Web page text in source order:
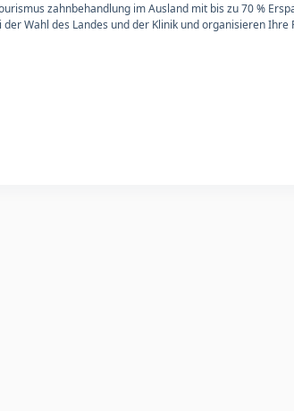
zahnbehandlung im Ausland mit bis zu 70 %
Wahl des Landes und der Klinik und organisieren Ihre